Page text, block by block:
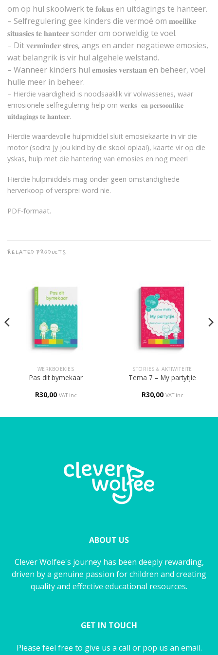
om op hul skoolwerk te 𝐟𝐨𝐤𝐮𝐬 en uitdagings te hanteer.
– Selfregulering gee kinders die vermoë om 𝐦𝐨𝐞𝐢𝐥𝐢𝐤𝐞
𝐬𝐢𝐭𝐮𝐚𝐬𝐢𝐞𝐬 𝐭𝐞 𝐡𝐚𝐧𝐭𝐞𝐞𝐫 sonder om oorweldig te voel.
– Dit 𝐯𝐞𝐫𝐦𝐢𝐧𝐝𝐞𝐫 𝐬𝐭𝐫𝐞𝐬, angs en ander negatiewe emosies,
wat belangrik is vir hul algehele welstand.
– Wanneer kinders hul 𝐞𝐦𝐨𝐬𝐢𝐞𝐬 𝐯𝐞𝐫𝐬𝐭𝐚𝐚𝐧 en beheer, voel
hulle meer in beheer.
– Hierdie vaardigheid is noodsaaklik vir volwassenes, waar
emosionele selfregulering help om 𝐰𝐞𝐫𝐤𝐬- 𝐞𝐧 𝐩𝐞𝐫𝐬𝐨𝐨𝐧𝐥𝐢𝐤𝐞
𝐮𝐢𝐭𝐝𝐚𝐠𝐢𝐧𝐠𝐬 𝐭𝐞 𝐡𝐚𝐧𝐭𝐞𝐞𝐫.
Hierdie waardevolle hulpmiddel sluit emosiekaarte in vir die
motor (sodra jy jou kind by die skool oplaai), kaarte vir op die
yskas, hulp met die hantering van emosies en nog meer!
Hierdie hulpmiddels mag onder geen omstandighede
herverkoop of versprei word nie.
PDF-formaat.
RELATED PRODUCTS
WERKBOEKIES
Pas dit bymekaar
R30,00 VAT inc
STORIES & AKTIWITEITE
Tema 7 – My partytjie
R30,00 VAT inc
ABOUT US
Clever Wolfee's journey has been deeply rewarding,
driven by a genuine passion for children and creating
quality and effective educational resources.
GET IN TOUCH
Please feel free to give us a call or pop us an email.